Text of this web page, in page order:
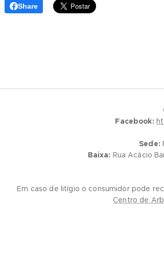
Share
Facebook:
Sede:
Baixa: Rua Acácio
Em caso de litígio o consumidor pode
Centro de